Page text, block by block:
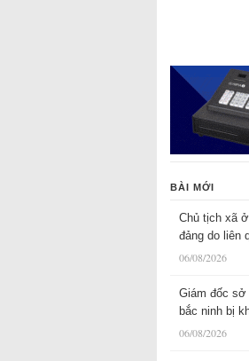
BÀI MỚI
Chủ tịch xã
đảng do liên
06/08/2026
Giám đốc sở
bắc ninh bị
06/08/2026